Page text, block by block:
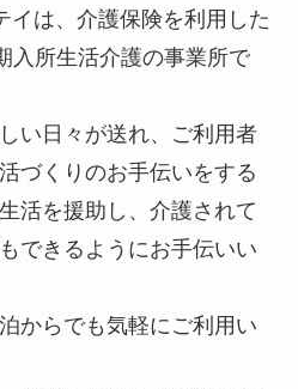
イは、介護保険を利用した
入所生活介護の事業所で
い日々が送れ、ご利用者
づくりのお手伝いをする
活を援助し、介護されて
できるようにお手伝いい
からでも気軽にご利用い